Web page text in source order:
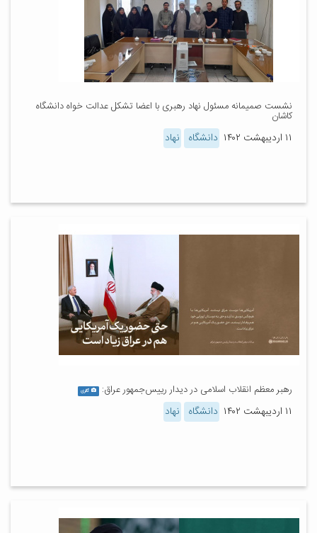
نشست صمیمانه مسئول نهاد رهبری با اعضا تشکل عدالت خواه دانشگاه
کاشان
۱۱ اردیبهشت ۱۴۰۲ دانشگاه نهاد
رهبر معظم انقلاب اسلامی در دیدار رییس‌جمهور عراق: گالری
۱۱ اردیبهشت ۱۴۰۲ دانشگاه نهاد